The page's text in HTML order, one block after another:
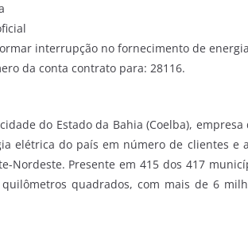
interrupção no fornecimento de energia
da conta contrato para: 28116.
do Estado da Bahia (Coelba),
elétrica do país em número de clientes e
Nordeste. Presente em 415 dos 417
quadrados, com mais de 6